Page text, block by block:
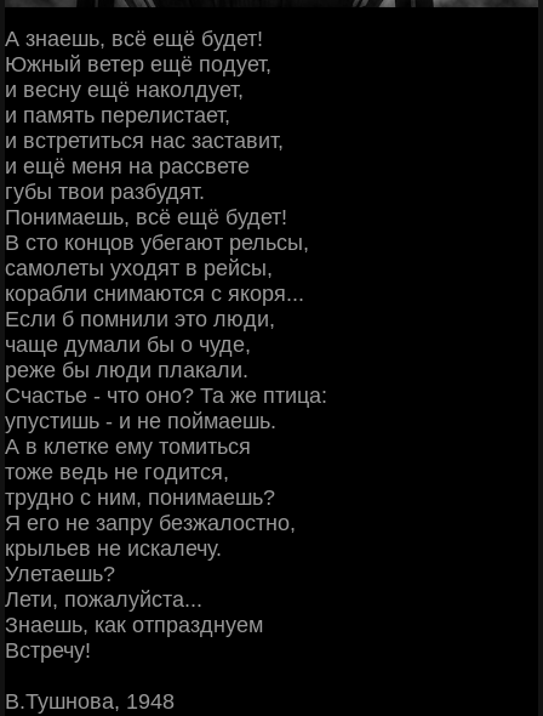
А знаешь, всё ещё будет!
Южный ветер ещё подует,
и весну ещё наколдует,
и память перелистает,
и встретиться нас заставит,
и ещё меня на рассвете
губы твои разбудят.
Понимаешь, всё ещё будет!
В сто концов убегают рельсы,
самолеты уходят в рейсы,
корабли снимаются с якоря...
Если б помнили это люди,
чаще думали бы о чуде,
реже бы люди плакали.
Счастье - что онo? Та же птица:
упустишь - и не поймаешь.
А в клетке ему томиться
тоже ведь не годится,
трудно с ним, понимаешь?
Я его не запру безжалостно,
крыльев не искалечу.
Улетаешь?
Лети, пожалуйста...
Знаешь, как отпразднуем
Встречу!
В.Тушнова, 1948